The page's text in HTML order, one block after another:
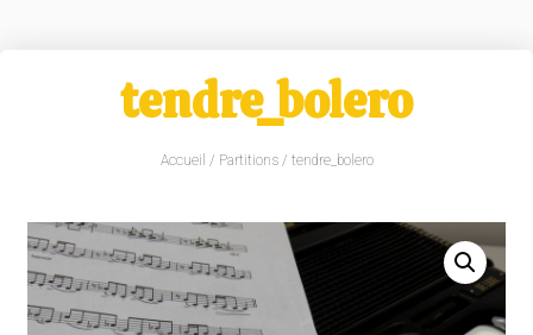
tendre_bolero
Accueil / Partitions/ tendre_bolero